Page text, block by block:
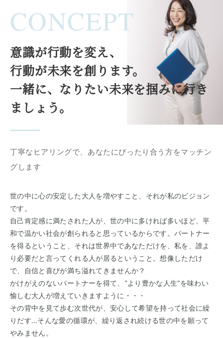
CONCEPT
意識が行動を変え、
行動が未来を創ります。
一緒に、なりたい未来を掴みに行き
ましょう。
丁寧なヒアリングで、あなたにぴったり合う方をマッチン
グします
世の中に心の安定した大人を増やすこと、それが私のビジョン
です。
自己肯定感に満たされた人が、世の中に多ければ多いほど、平
和で温かい社会が創られると思っているからです。パートナー
を得るということ、それは世界中であなただけを、私を、誰よ
り必要だと言ってくれる人が居るということ。想像しただけ
で、自信と喜びが満ち溢れてきませんか？
かけがえのないパートナーを得て、‟より豊かな人生”を味わい
愉しむ大人が増えていきますように・・・
その背中を見て歩む次世代が、安心して希望を持って社会に繰
りだす…そんな愛の循環が、繰り返され続ける世の中を願って
やみません。